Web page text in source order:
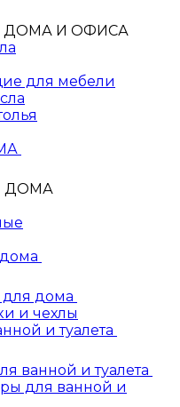
ДОМА И ОФИСА
для мебели
ДОМА
для дома
и чехлы
и туалета
ванной и туалета
для ванной и